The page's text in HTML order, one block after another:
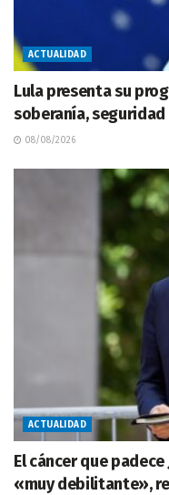
ACTUALIDAD
Lula presenta su
soberanía,
08/08/2026
ACTUALIDAD
El cáncer que
«muy debilitante»,